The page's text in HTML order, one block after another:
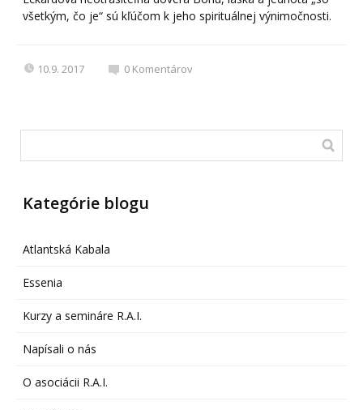
všetkým, čo je“ sú kľúčom k jeho spirituálnej výnimočnosti.
10.9. 2017 0 Komentárov
Kategórie blogu
Atlantská Kabala
Essenia
Kurzy a semináre R.A.I.
Napísali o nás
O asociácii R.A.I.